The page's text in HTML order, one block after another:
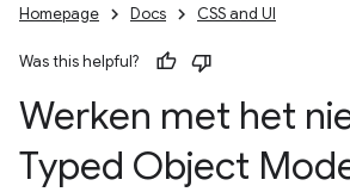
Homepage Docs CSS and UI
Was this helpful?
Werken met het
Typed Object